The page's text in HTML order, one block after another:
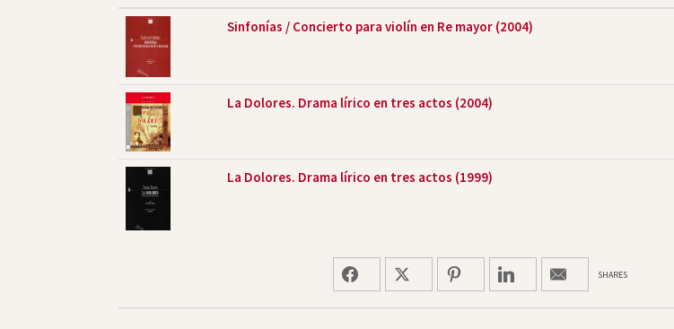
Sinfonías / Concierto para violín en Re mayor (2004)
La Dolores. Drama lírico en tres actos (2004)
La Dolores. Drama lírico en tres actos (1999)
SHARES